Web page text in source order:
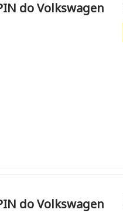
do Volkswagen
do Volkswagen